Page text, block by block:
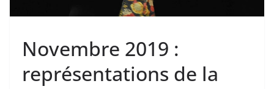
Novembre 2019 :
représentations de la